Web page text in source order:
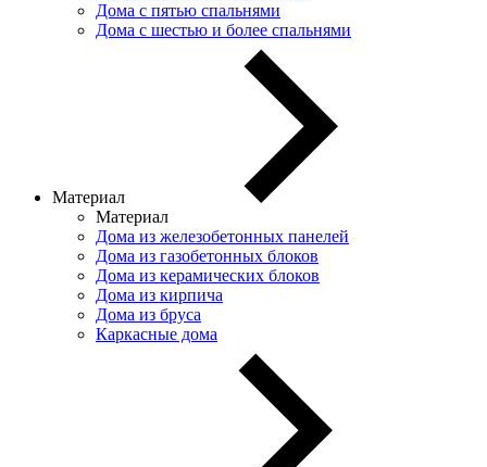
Дома с пятью спальнями
Дома с шестью и более спальнями
Материал
Материал
Дома из железобетонных панелей
Дома из газобетонных блоков
Дома из керамических блоков
Дома из кирпича
Дома из бруса
Каркасные дома